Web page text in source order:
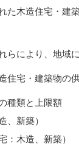
た木造住宅・建
らにより、地域
住宅・建築物の供
種類と上限額
宅：木
素住宅：